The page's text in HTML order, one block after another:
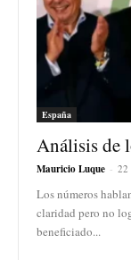
España
Análisis de
Mauricio Luque - 22
Los números
claridad pero no
beneficiado...